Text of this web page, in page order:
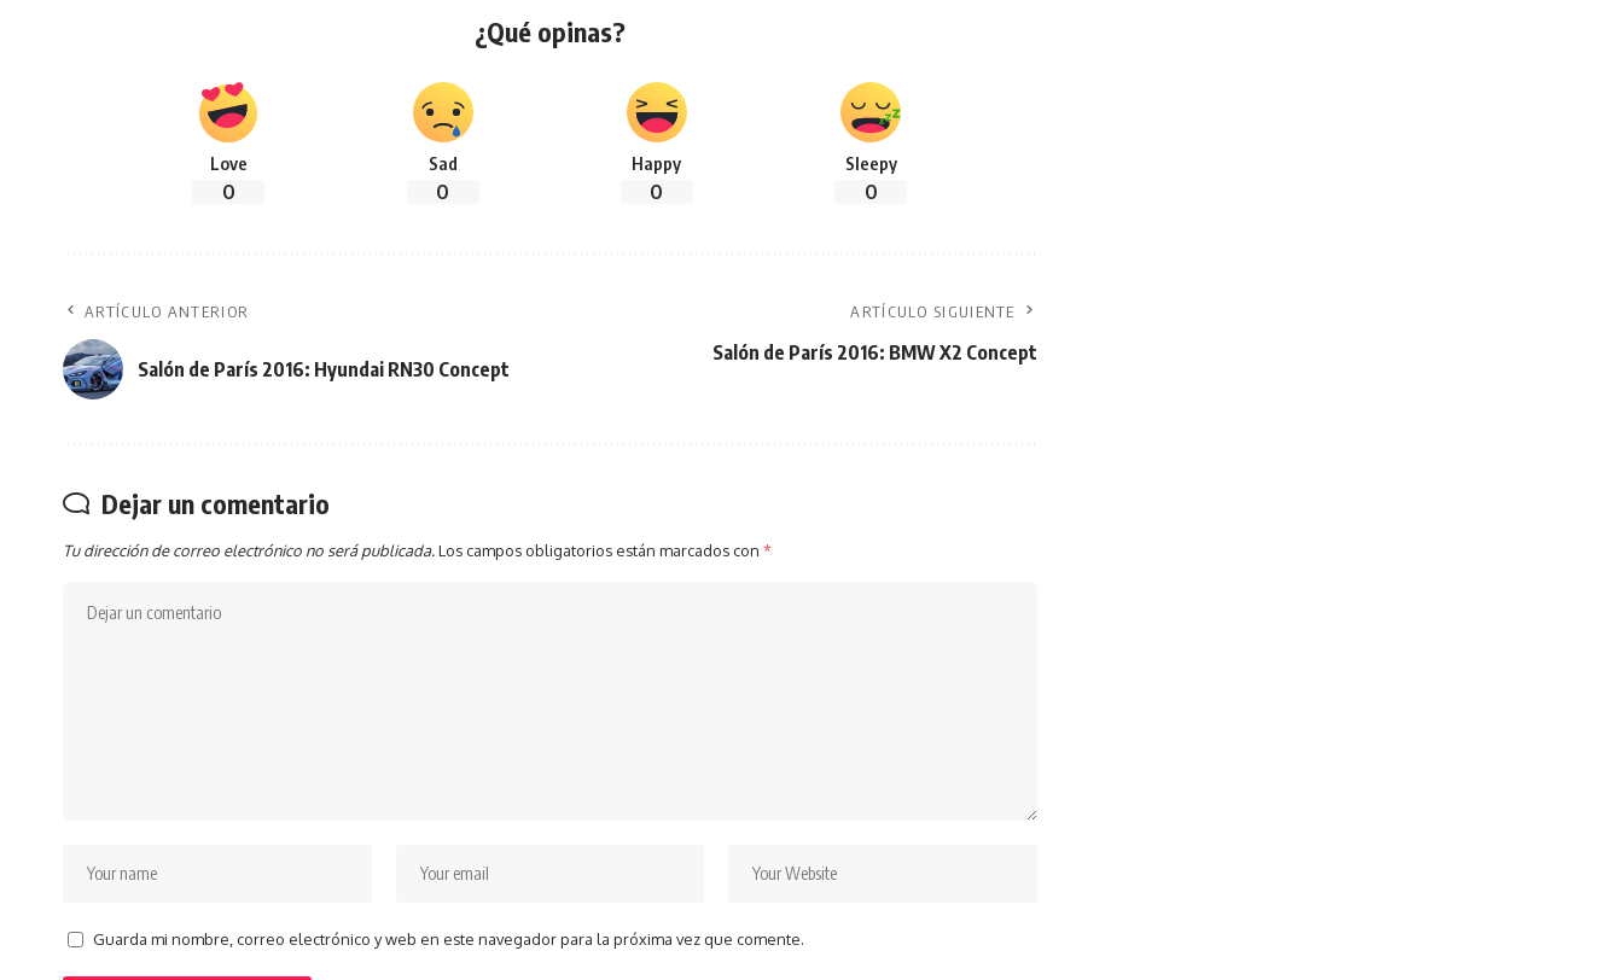
¿Qué opinas?
Love
0
Sad
0
Happy
0
Sleepy
0
ARTÍCULO ANTERIOR
Salón de París 2016: Hyundai RN30 Concept
ARTÍCULO SIGUIENTE
Salón de París 2016: BMW X2 Concept
Dejar un comentario
Tu dirección de correo electrónico no será publicada.Los campos obligatorios están marcados con *
Guarda mi nombre, correo electrónico y web en este navegador para la próxima vez que comente.